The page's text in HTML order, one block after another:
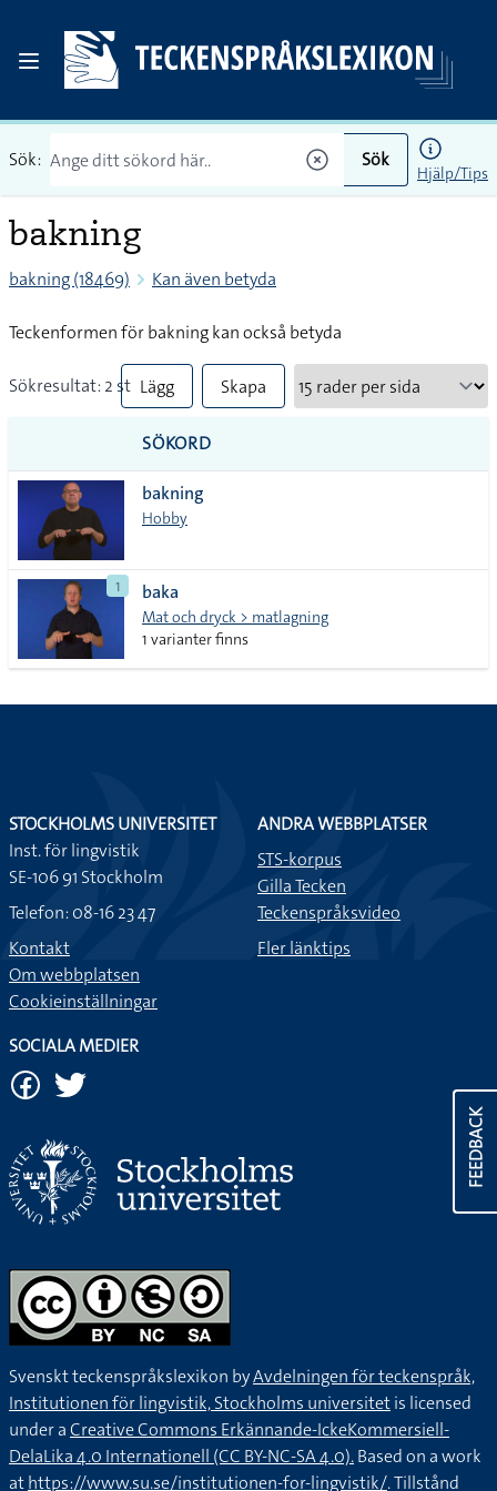
Sök: Sök
Hjälp/Tips
bakning
bakning (18469) Kan även betyda
Teckenformen för bakning kan också betyda
Sökresultat: 2 st Lägg
till
alla i
lista
Skapa
SÖKORD
bakning
Hobby
1 baka
Mat och dryck > matlagning
1 varianter finns
FEEDBACK
STOCKHOLMS UNIVERSITET
Inst. för lingvistik
SE-106 91 Stockholm
Telefon: 08-16 23 47
Kontakt
Om webbplatsen
Cookieinställningar
ANDRA WEBBPLATSER
STS-korpus
Gilla Tecken
Teckenspråksvideo
Fler länktips
SOCIALA MEDIER
Svenskt teckenspråkslexikon byAvdelningen för teckenspråk,
Institutionen för lingvistik, Stockholms universitetis licensed
under aCreative Commons Erkännande-IckeKommersiell-
DelaLika 4.0 Internationell (CC BY-NC-SA 4.0).Based on a work
athttps://www.su.se/institutionen-for-lingvistik/. Tillstånd